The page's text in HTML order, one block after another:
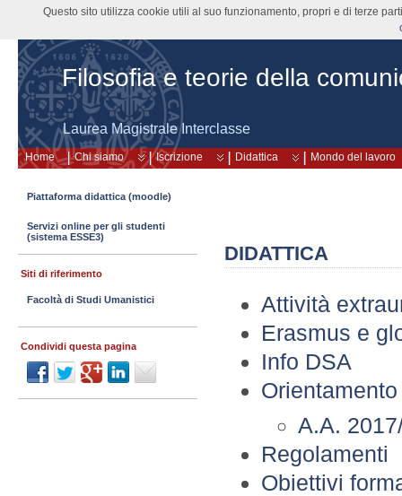
Filosofia e teorie della
Laurea Magistrale Interclasse
Home Chi siamo Iscrizione Didattica Mondo del lavoro
DIDATTICA
Attività
Erasmus e
Info DSA
Orientamento
A.A.
Regolamenti
Obiettivi
Piattaforma didattica (moodle)
Servizi online per gli studenti
(sistema ESSE3)
Siti di riferimento
Facoltà di Studi Umanistici
Condividi questa pagina
Questo sito utilizza cookie utili al suo funzionamento, propri e di terze